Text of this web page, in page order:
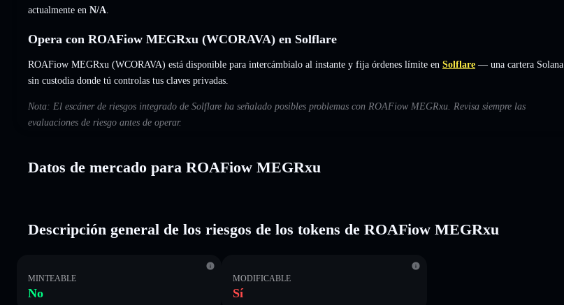
actualmente en N/A
Opera con ROAFiow MEGRxu (WCORAVA) en Solflare
ROAFiow MEGRxu (WCORAVA) está disponible para intercámbialo al instante y fija órdenes límite en Solflare — una cartera Solana
sin custodia donde tú controlas tus claves privadas.
Nota: El escáner de riesgos integrado de Solflare ha señalado posibles problemas con ROAFiow MEGRxu. Revisa siempre las
evaluaciones de riesgo antes de operar.
Datos de mercado para ROAFiow MEGRxu
Descripción general de los riesgos de los tokens de ROAFiow MEGRxu
MINTEABLE
No
MODIFICABLE
Sí